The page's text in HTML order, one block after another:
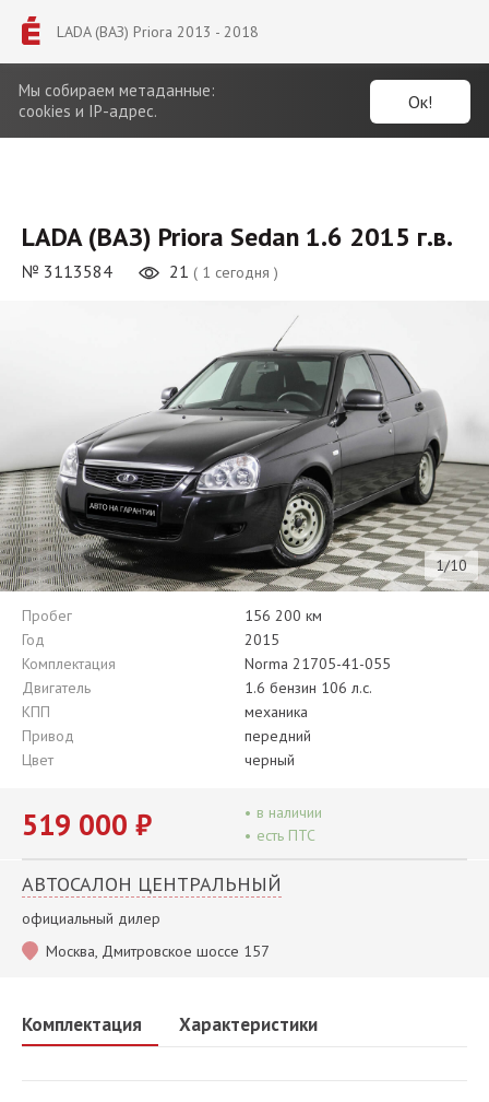
LADA (ВАЗ) Priora 2013 - 2018
Мы собираем метаданные:
cookies и IP-адрес.
Ок!
LADA (ВАЗ) Priora Sedan 1.6 2015 г.в.
№ 3113584 21 ( 1 сегодня )
1/10
Пробег
156 200 км
Год
2015
Комплектация
Norma 21705-41-055
Двигатель
1.6 бензин 106 л.с.
КПП
механика
Привод
передний
Цвет
черный
519 000 ₽ • в наличии
• есть ПТС
АВТОСАЛОН ЦЕНТРАЛЬНЫЙ
официальный дилер
Москва, Дмитровское шоссе 157
Комплектация Характеристики